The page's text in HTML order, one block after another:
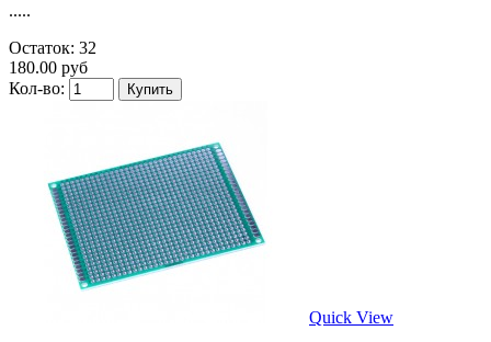
.....
Остаток: 32
180.00 руб
Кол-во:
Quick View